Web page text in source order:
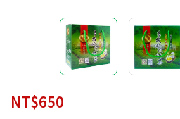
NT$650